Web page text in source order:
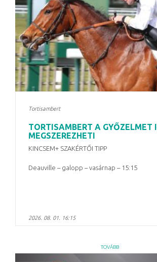
Tortisambert
TORTISAMBERT A GYŐZELMET
MEGSZEREZHETI
KINCSEM+ SZAKÉRTŐI TIPP
Deauville – galopp – vasárnap – 15:15
2026. 08. 01. 16:15
TOVÁBB